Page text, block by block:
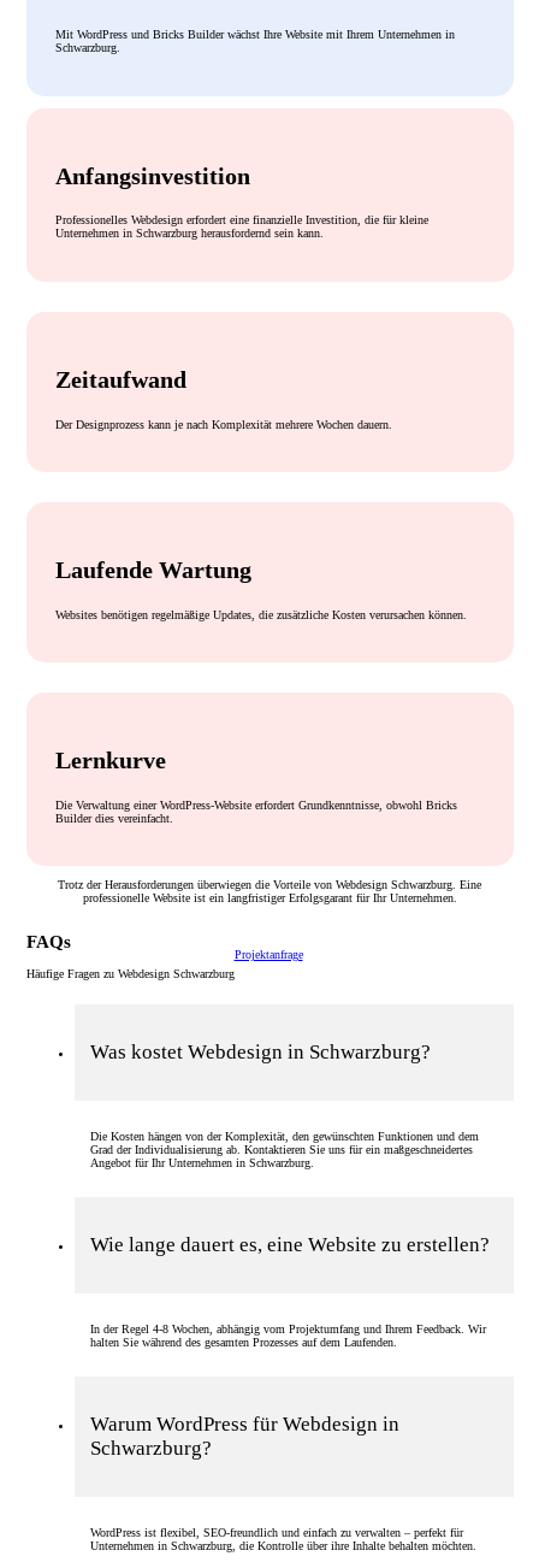
Mit WordPress und Bricks Builder wächst Ihre Website mit Ihrem Unternehmen in
Schwarzburg.
Anfangsinvestition
Professionelles Webdesign erfordert eine finanzielle Investition, die für kleine
Unternehmen in Schwarzburg herausfordernd sein kann.
Zeitaufwand
Der Designprozess kann je nach Komplexität mehrere Wochen dauern.
Laufende Wartung
Websites benötigen regelmäßige Updates, die zusätzliche Kosten verursachen können.
Lernkurve
Die Verwaltung einer WordPress-Website erfordert Grundkenntnisse, obwohl Bricks
Builder dies vereinfacht.
Trotz der Herausforderungen überwiegen die Vorteile von Webdesign Schwarzburg. Eine
professionelle Website ist ein langfristiger Erfolgsgarant für Ihr Unternehmen.
FAQs
Häufige Fragen zu Webdesign Schwarzburg
Projektanfrage
Was kostet Webdesign in Schwarzburg?
Die Kosten hängen von der Komplexität, den gewünschten Funktionen und dem
Grad der Individualisierung ab. Kontaktieren Sie uns für ein maßgeschneidertes
Angebot für Ihr Unternehmen in Schwarzburg.
Wie lange dauert es, eine Website zu erstellen?
In der Regel 4-8 Wochen, abhängig vom Projektumfang und Ihrem Feedback. Wir
halten Sie während des gesamten Prozesses auf dem Laufenden.
Warum WordPress für Webdesign in
Schwarzburg?
WordPress ist flexibel, SEO-freundlich und einfach zu verwalten – perfekt für
Unternehmen in Schwarzburg, die Kontrolle über ihre Inhalte behalten möchten.